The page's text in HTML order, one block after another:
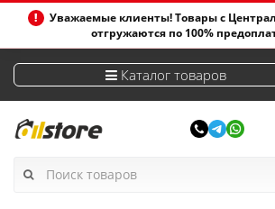
Уважаемые клиенты! Товары с
отгружаются по 100%
Каталог товаров